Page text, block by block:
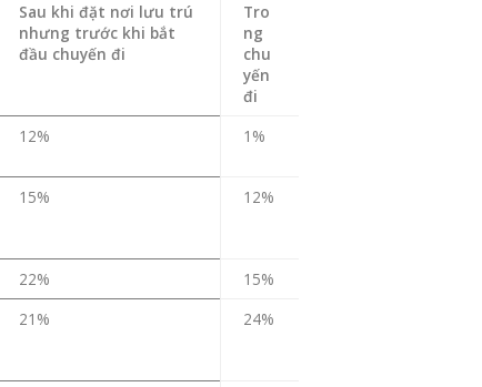
Sau khi đặt nơi lưu trú
nhưng trước khi bắt
đầu chuyến đi
Tro
ng
chu
yến
đi
12% 1%
15% 12%
22%
15%
21% 24%